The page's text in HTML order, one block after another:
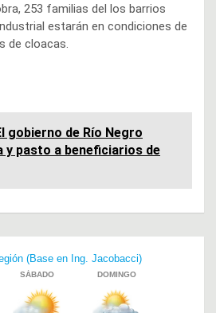
253 familias del los barrios
estarán en condiciones de
de cloacas.
gobierno de Río Negro
y pasto a beneficiarios de